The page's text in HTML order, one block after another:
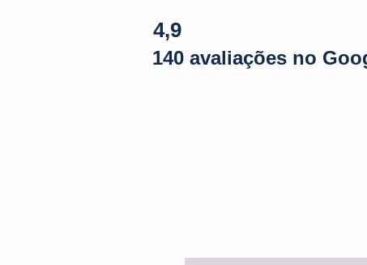
4,9
140 avaliações no